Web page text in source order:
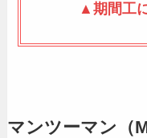
▲期間工
マンツーマン（